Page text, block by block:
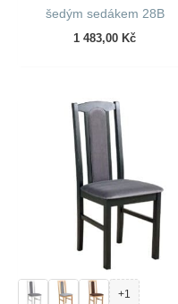
šedým sedákem 28B
1 483,00 Kč
+1